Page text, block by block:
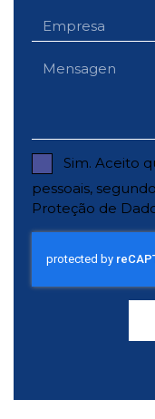
Sim. Aceito
pessoais,
Proteção de